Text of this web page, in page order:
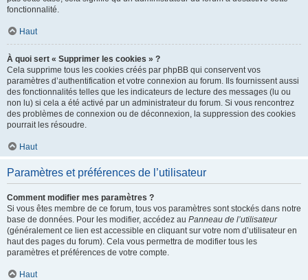
fonctionnalité.
Haut
À quoi sert « Supprimer les cookies » ?
Cela supprime tous les cookies créés par phpBB qui conservent vos
paramètres d’authentification et votre connexion au forum. Ils fournissent aussi
des fonctionnalités telles que les indicateurs de lecture des messages (lu ou
non lu) si cela a été activé par un administrateur du forum. Si vous rencontrez
des problèmes de connexion ou de déconnexion, la suppression des cookies
pourrait les résoudre.
Haut
Paramètres et préférences de l’utilisateur
Comment modifier mes paramètres ?
Si vous êtes membre de ce forum, tous vos paramètres sont stockés dans notre
base de données. Pour les modifier, accédez au Panneau de l’utilisateur
(généralement ce lien est accessible en cliquant sur votre nom d’utilisateur en
haut des pages du forum). Cela vous permettra de modifier tous les
paramètres et préférences de votre compte.
Haut